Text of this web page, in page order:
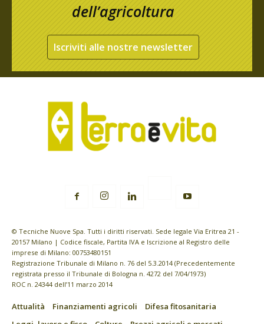
dell’agricoltura
Iscriviti alle nostre newsletter
© Tecniche Nuove Spa. Tutti i diritti riservati. Sede legale Via Eritrea 21 -
20157 Milano | Codice fiscale, Partita IVA e Iscrizione al Registro delle
imprese di Milano: 00753480151
Registrazione Tribunale di Milano n. 76 del 5.3.2014 (Precedentemente
registrata presso il Tribunale di Bologna n. 4272 del 7/04/1973)
ROC n. 24344 dell’11 marzo 2014
Attualità Finanziamenti agricoli
Difesa fitosanitaria